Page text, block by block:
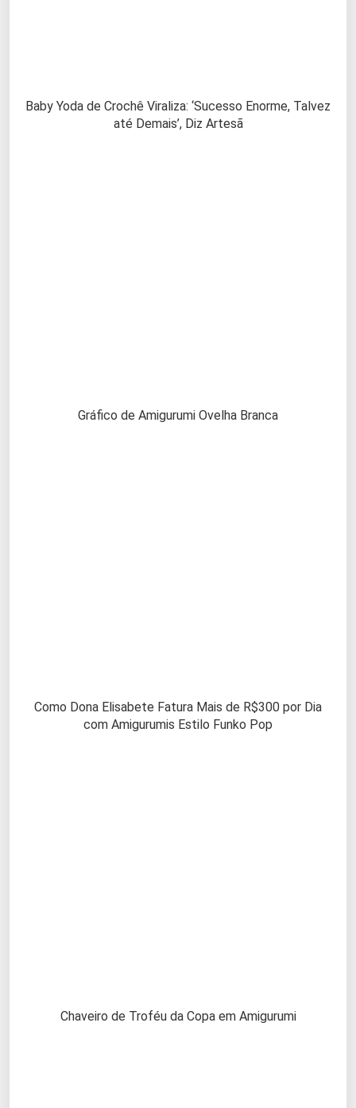
Baby Yoda de Crochê Viraliza: ‘Sucesso Enorme, Talvez
até Demais’, Diz Artesã
Gráfico de Amigurumi Ovelha Branca
Como Dona Elisabete Fatura Mais de R$300 por Dia
com Amigurumis Estilo Funko Pop
Chaveiro de Troféu da Copa em Amigurumi